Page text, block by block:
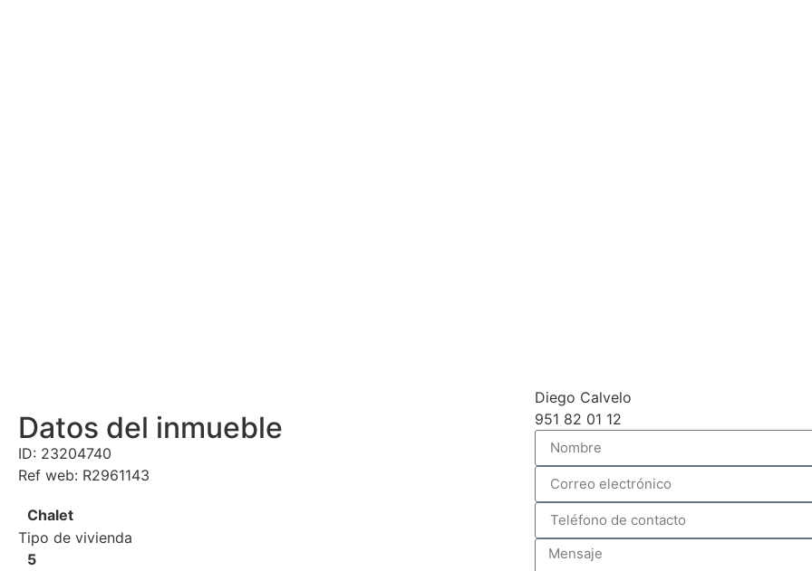
Datos del inmueble
ID: 23204740
Ref web: R2961143
Chalet
Tipo de vivienda
5
Diego Calvelo
951 82 01 12